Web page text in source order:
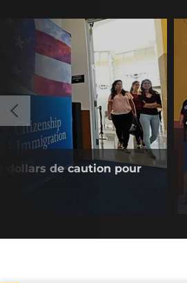
dollars de caution pour